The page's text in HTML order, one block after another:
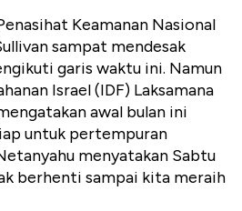
Keamanan Nasional
sampat mendesak
garis waktu ini. Namun
Israel (IDF) Laksamana
awal bulan ini
untuk pertempuran
menyatakan Sabtu
berhenti sampai kita meraih